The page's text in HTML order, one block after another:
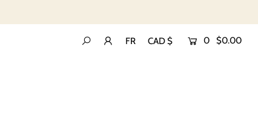
FR CAD $ 0 $0.00